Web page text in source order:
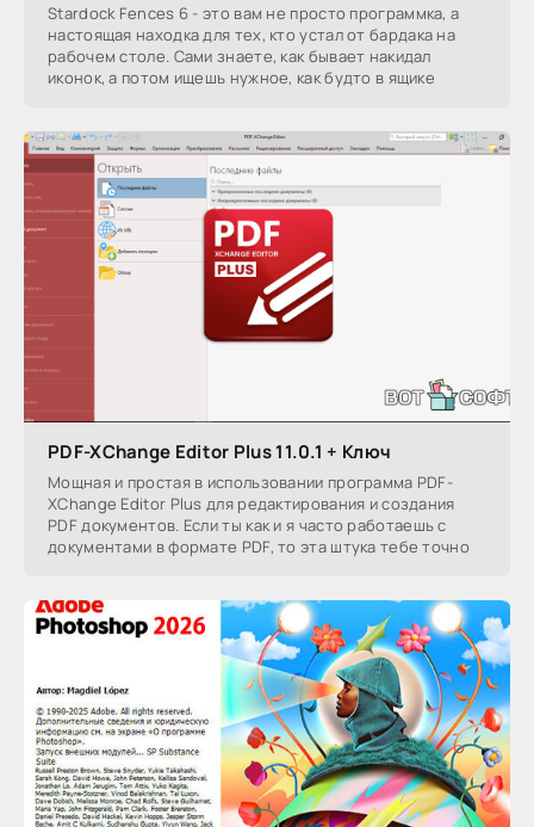
Stardock Fences 6 - это вам не просто программка, а
настоящая находка для тех, кто устал от бардака на
рабочем столе. Сами знаете, как бывает накидал
иконок, а потом ищешь нужное, как будто в ящике
PDF-XChange Editor Plus 11.0.1 + Ключ
Мощная и простая в использовании программа PDF-
XChange Editor Plus для редактирования и создания
PDF документов. Если ты как и я часто работаешь с
документами в формате PDF, то эта штука тебе точно